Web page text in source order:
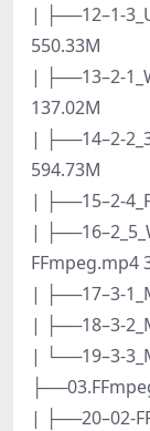
| ├──12–1-
550.33M
| ├──13–2-
137.02M
| ├──14–2-
594.73M
| ├──15–2-
|
FFmpeg.mp4
| ├──17–3-
| ├──18–3-
| └──19–3-
| ├──20–02-